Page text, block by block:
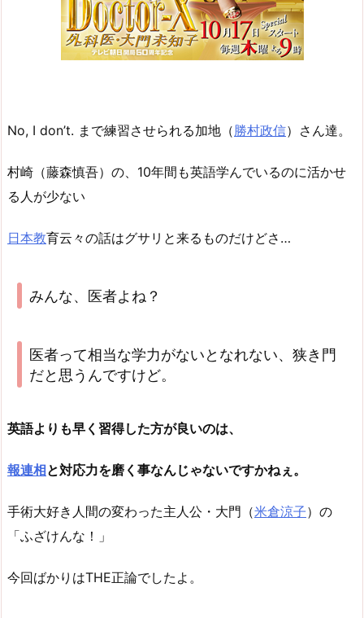
No, I don’t. まで練習させられる加地（勝村政信）さん達。
村崎（藤森慎吾）の、10年間も英語学んでいるのに活かせ
る人が少ない
日本教育云々の話はグサリと来るものだけどさ…
みんな、医者よね？
医者って相当な学力がないとなれない、狭き門
だと思うんですけど。
英語よりも早く習得した方が良いのは、
報連相と対応力を磨く事なんじゃないですかねぇ。
手術大好き人間の変わった主人公・大門（米倉涼子）の
「ふざけんな！」
今回ばかりはTHE正論でしたよ。